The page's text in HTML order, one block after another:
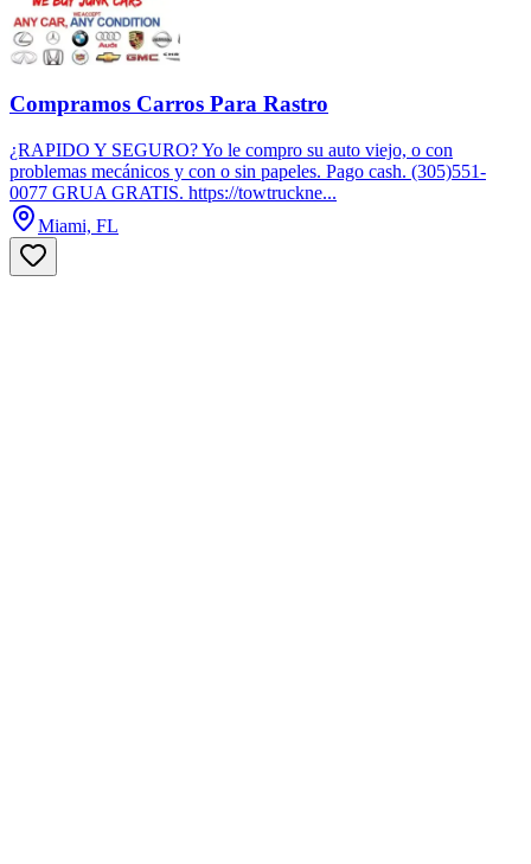
Compramos Carros Para Rastro
¿RAPIDO Y SEGURO? Yo le compro su auto viejo, o con
problemas mecánicos y con o sin papeles. Pago cash. (305)551-
0077 GRUA GRATIS. https://towtruckne...
Miami, FL